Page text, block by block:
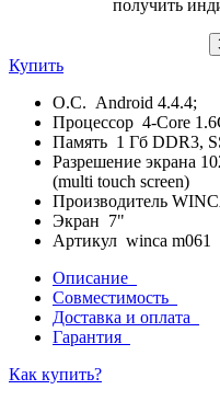
получить
Купить
О.С. Android 4.4.4;
Процессор 4-Core
Память 1 Гб DDR3,
Разрешение экрана
(multi touch screen)
Производитель
Экран 7"
Артикул winca m061
Описание
Совместимость
Доставка и оплата
Гарантия
Как купить?